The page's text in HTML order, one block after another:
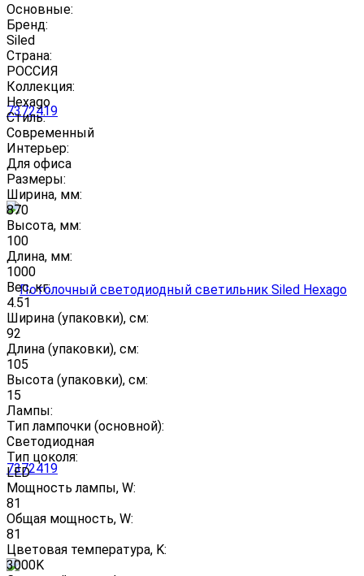
Основные:
Бренд:
Siled
Страна:
РОССИЯ
Коллекция:
Hexago
Стиль:
Современный
Интерьер:
Для офиса
Размеры:
Ширина, мм:
870
Высота, мм:
100
Длина, мм:
1000
Вес, кг:
4.51
Ширина (упаковки), см:
92
Длина (упаковки), см:
105
Высота (упаковки), см:
15
Лампы:
Тип лампочки (основной):
Светодиодная
Тип цоколя:
LED
Мощность лампы, W:
81
Общая мощность, W:
81
Цветовая температура, K:
3000K